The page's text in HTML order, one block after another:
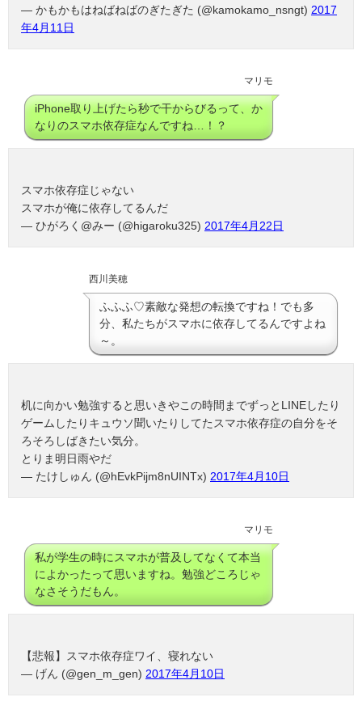
— かもかもはねばねばのぎたぎた (@kamokamo_nsngt) 2017
年4月11日
マリモ
iPhone取り上げたら秒で干からびるって、か
なりのスマホ依存症なんですね…！？
スマホ依存症じゃない
スマホが俺に依存してるんだ
— ひがろく@みー (@higaroku325) 2017年4月22日
西川美穂
ふふふ♡素敵な発想の転換ですね！でも多
分、私たちがスマホに依存してるんですよね
～。
机に向かい勉強すると思いきやこの時間までずっとLINEしたり
ゲームしたりキュウソ聞いたりしてたスマホ依存症の自分をそ
ろそろしばきたい気分。
とりま明日雨やだ
— たけしゅん (@hEvkPijm8nUINTx) 2017年4月10日
マリモ
私が学生の時にスマホが普及してなくて本当
によかったって思いますね。勉強どころじゃ
なさそうだもん。
【悲報】スマホ依存症ワイ、寝れない
— げん (@gen_m_gen) 2017年4月10日